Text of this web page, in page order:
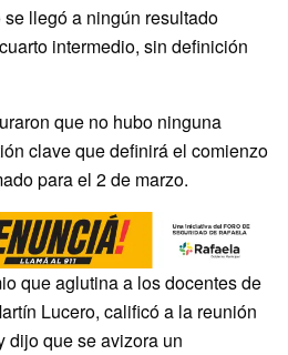
llegó a ningún resultado
intermedio, sin definición
que no hubo ninguna
clave que definirá el comienzo
para el 2 de marzo.
que aglutina a los docentes de
Lucero, calificó a la reunión
dijo que se avizora un